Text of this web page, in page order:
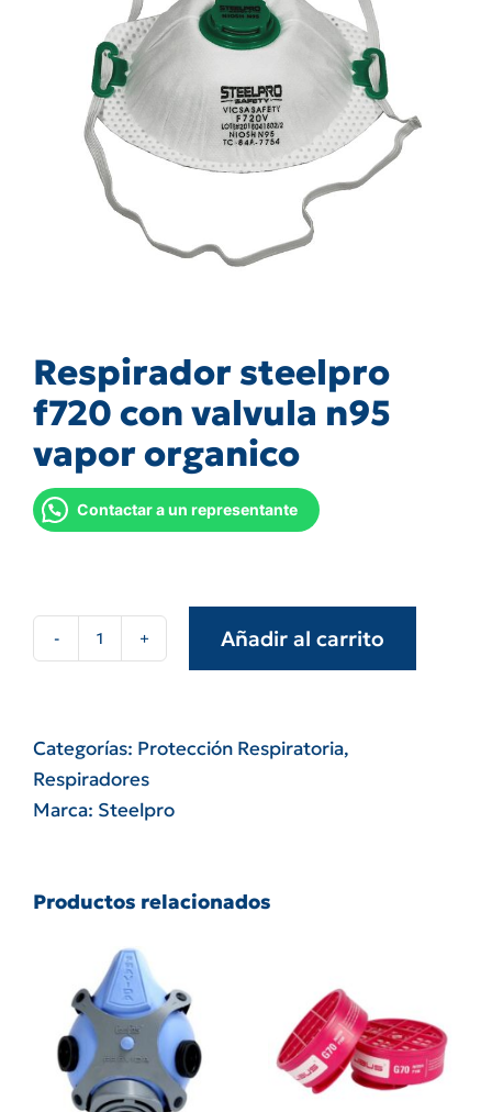
Respirador steelpro
f720 con valvula n95
vapor organico
Contactar a un representante
Respirador
con
valvula
n95
cantidad
Añadir al carrito
Categorías: Protección Respiratoria,
Respiradores
Marca: Steelpro
Productos relacionados